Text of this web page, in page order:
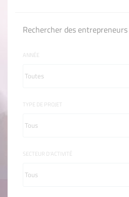
Rechercher des entrepreneurs
ANNÉE
TYPE DE PROJET
SECTEUR D'ACTIVITÉ